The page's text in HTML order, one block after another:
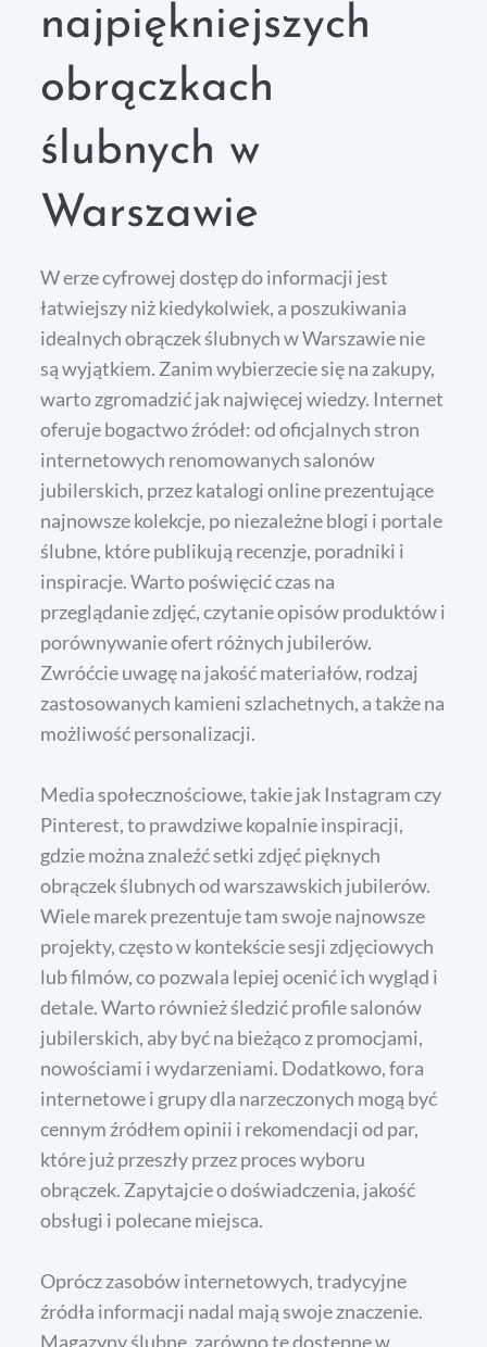
najpiękniejszych
obrączkach
ślubnych w
Warszawie
W erze cyfrowej dostęp do informacji jest
łatwiejszy niż kiedykolwiek, a poszukiwania
idealnych obrączek ślubnych w Warszawie nie
są wyjątkiem. Zanim wybierzecie się na zakupy,
warto zgromadzić jak najwięcej wiedzy. Internet
oferuje bogactwo źródeł: od oficjalnych stron
internetowych renomowanych salonów
jubilerskich, przez katalogi online prezentujące
najnowsze kolekcje, po niezależne blogi i portale
ślubne, które publikują recenzje, poradniki i
inspiracje. Warto poświęcić czas na
przeglądanie zdjęć, czytanie opisów produktów i
porównywanie ofert różnych jubilerów.
Zwróćcie uwagę na jakość materiałów, rodzaj
zastosowanych kamieni szlachetnych, a także na
możliwość personalizacji.
Media społecznościowe, takie jak Instagram czy
Pinterest, to prawdziwe kopalnie inspiracji,
gdzie można znaleźć setki zdjęć pięknych
obrączek ślubnych od warszawskich jubilerów.
Wiele marek prezentuje tam swoje najnowsze
projekty, często w kontekście sesji zdjęciowych
lub filmów, co pozwala lepiej ocenić ich wygląd i
detale. Warto również śledzić profile salonów
jubilerskich, aby być na bieżąco z promocjami,
nowościami i wydarzeniami. Dodatkowo, fora
internetowe i grupy dla narzeczonych mogą być
cennym źródłem opinii i rekomendacji od par,
które już przeszły przez proces wyboru
obrączek. Zapytajcie o doświadczenia, jakość
obsługi i polecane miejsca.
Oprócz zasobów internetowych, tradycyjne
źródła informacji nadal mają swoje znaczenie.
Magazyny ślubne, zarówno te dostępne w